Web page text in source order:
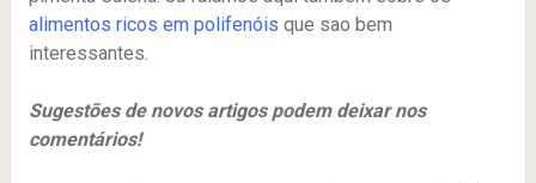
alimentos ricos em polifenóis que sao bem
interessantes.
Sugestões de novos artigos podem deixar nos
comentários!